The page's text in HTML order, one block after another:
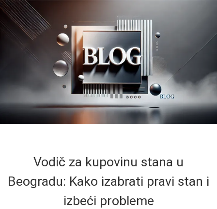
Vodič za kupovinu stana u
Beogradu: Kako izabrati pravi stan i
izbeći probleme